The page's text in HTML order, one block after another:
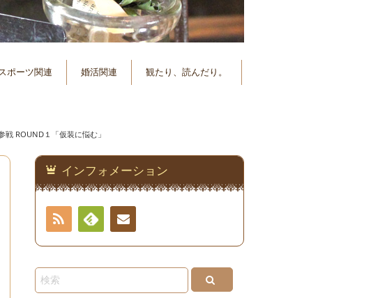
ポーツ関連 婚活関連 観たり、読んだり。
ROUND１「仮装に悩む」
インフォメーション
RSS
Feedly連絡
先